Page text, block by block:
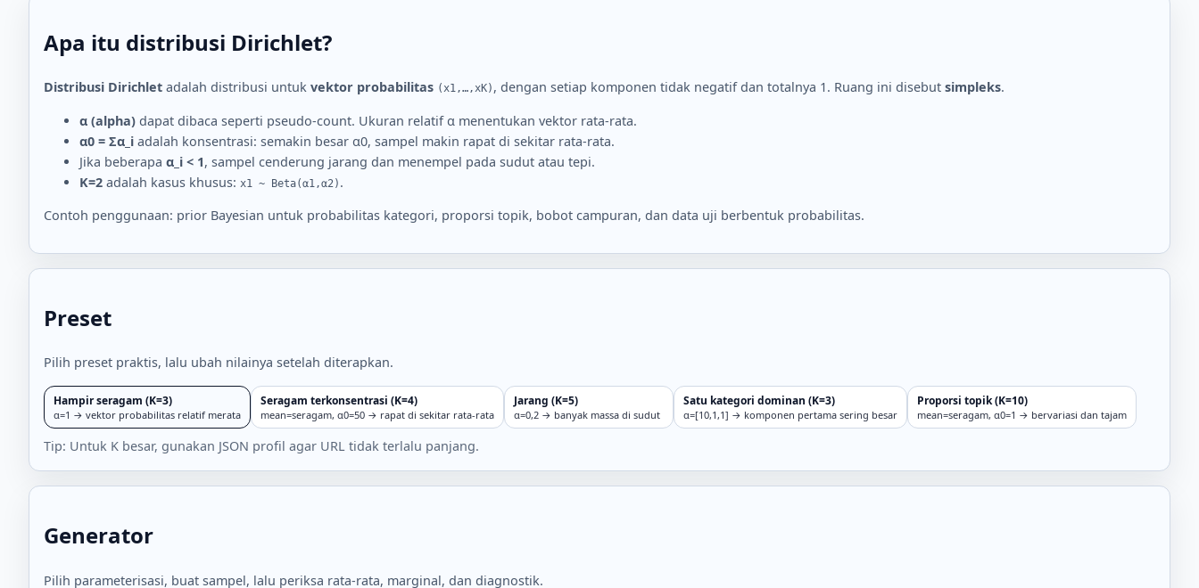
Apa itu distribusi Dirichlet?
Distribusi Dirichlet adalah distribusi untuk vektor probabilitas (x1,…,xK) , dengan setiap komponen tidak negatif dan totalnya 1. Ruang ini disebut simpleks.
α (alpha) dapat dibaca seperti pseudo-count. Ukuran relatif α menentukan vektor rata-rata.
α0 = Σα_i adalah konsentrasi: semakin besar α0, sampel makin rapat di sekitar rata-rata.
Jika beberapa α_i < 1, sampel cenderung jarang dan menempel pada sudut atau tepi.
K=2 adalah kasus khusus: x1 ~ Beta(α1,α2) .
Contoh penggunaan: prior Bayesian untuk probabilitas kategori, proporsi topik, bobot campuran, dan data uji berbentuk probabilitas.
Preset
Pilih preset praktis, lalu ubah nilainya setelah diterapkan.
Hampir seragam (K=3)
α=1 → vektor probabilitas relatif merata
Seragam terkonsentrasi (K=4)
mean=seragam, α0=50 → rapat di sekitar rata-rata
Jarang (K=5)
α=0,2 → banyak massa di sudut
Satu kategori dominan (K=3)
α=[10,1,1] → komponen pertama sering besar
Proporsi topik (K=10)
mean=seragam, α0=1 → bervariasi dan tajam
Tip: Untuk K besar, gunakan JSON profil agar URL tidak terlalu panjang.
Generator
Pilih parameterisasi, buat sampel, lalu periksa rata-rata, marginal, dan diagnostik.